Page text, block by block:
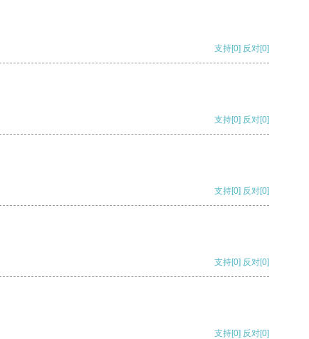
支持[0] 反对[0]
支持[0] 反对[0]
支持[0] 反对[0]
支持[0] 反对[0]
支持[0] 反对[0]